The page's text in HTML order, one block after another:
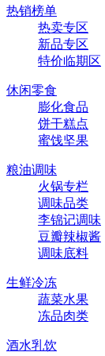
热销榜单
热卖专区
新品专区
特价临期区
休闲零食
膨化食品
饼干糕点
蜜饯坚果
粮油调味
火锅专栏
调味品类
李锦记调味
豆瓣辣椒酱
调味底料
生鲜冷冻
蔬菜水果
冻品肉类
酒水乳饮